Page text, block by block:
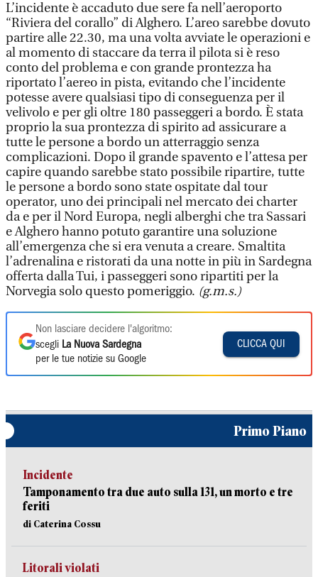
L’incidente è accaduto due sere fa nell’aeroporto
“Riviera del corallo” di Alghero. L’areo sarebbe dovuto
partire alle 22.30, ma una volta avviate le operazioni e
al momento di staccare da terra il pilota si è reso
conto del problema e con grande prontezza ha
riportato l’aereo in pista, evitando che l’incidente
potesse avere qualsiasi tipo di conseguenza per il
velivolo e per gli oltre 180 passeggeri a bordo. È stata
proprio la sua prontezza di spirito ad assicurare a
tutte le persone a bordo un atterraggio senza
complicazioni. Dopo il grande spavento e l’attesa per
capire quando sarebbe stato possibile ripartire, tutte
le persone a bordo sono state ospitate dal tour
operator, uno dei principali nel mercato dei charter
da e per il Nord Europa, negli alberghi che tra Sassari
e Alghero hanno potuto garantire una soluzione
all’emergenza che si era venuta a creare. Smaltita
l’adrenalina e ristorati da una notte in più in Sardegna
offerta dalla Tui, i passeggeri sono ripartiti per la
Norvegia solo questo pomeriggio. (g.m.s.)
Non lasciare decidere l'algoritmo:
scegli La Nuova Sardegna
per le tue notizie su Google
CLICCA QUI
Primo Piano
Incidente
Tamponamento tra due auto sulla 131, un morto e tre
feriti
di Caterina Cossu
Litorali violati